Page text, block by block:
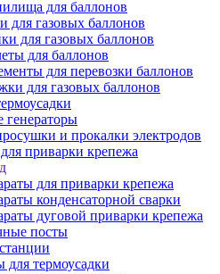
для баллонов
для газовых баллонов
для газовых баллонов
для баллонов
для перевозки баллонов
для газовых баллонов
генераторы
и прокалки электродов
приварки крепежа
для приварки крепежа
конденсаторной сварки
дуговой приварки крепежа
посты
термоусадки